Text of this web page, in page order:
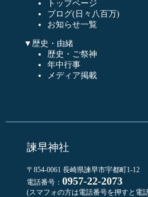
トップページ
ブログ(日々八百万)
お知らせ一覧
▼歴史・由緒
歴史・ご祭神
年中行事
メディア掲載
諫早神社
〒854-0061 長崎県諫早市宇都町1-12
電話番号： 0957-22-2073
(スマフォの方は電話番号を押すと電